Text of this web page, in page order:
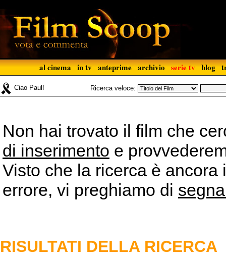
al cinema in tv anteprime archivio serie tv blog
Ciao Paul! Ricerca veloce:
Non hai trovato il film che
di inserimento e
Visto che la ricerca è
errore, vi preghiamo di
RISULTATI DELLA RICERCA